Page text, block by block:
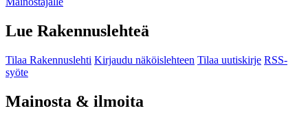
Lue Rakennuslehteä
Tilaa Rakennuslehti Kirjaudu näköislehteen Tilaa uutiskirje RSS-
syöte
Mainosta & ilmoita